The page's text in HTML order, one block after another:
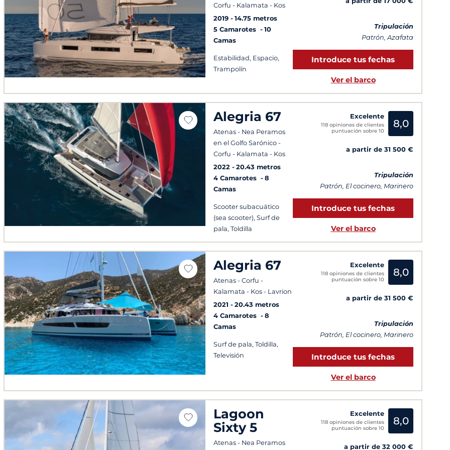
Corfu - Kalamata - Kos
2019
14.75 metros
5 Camarotes
10
Camas
Estabilidad, Espacio,
Trampolín
Tripulación
Patrón, Azafata
Introduce tus fechas
Ver el barco
Alegria 67
Atenas - Nea Peramos
en el Golfo Sarónico -
Corfu - Kalamata - Kos
2022
20.43 metros
4 Camarotes
8
Camas
Scooter subacuático
(sea scooter), Surf de
pala, Toldilla
Excelente
118 opiniones de clientes
puntuación sobre 10
8,0
a partir de 31 500 €
Tripulación
Patrón, El cocinero, Marinero
Introduce tus fechas
Ver el barco
Alegria 67
Atenas - Corfu -
Kalamata - Kos - Lavrion
2021
20.43 metros
4 Camarotes
8
Camas
Surf de pala, Toldilla,
Televisión
Excelente
118 opiniones de clientes
puntuación sobre 10
8,0
a partir de 31 500 €
Tripulación
Patrón, El cocinero, Marinero
Introduce tus fechas
Ver el barco
Lagoon
Sixty 5
Atenas - Nea Peramos
Excelente
118 opiniones de clientes
puntuación sobre 10
8,0
a partir de 32 000 €